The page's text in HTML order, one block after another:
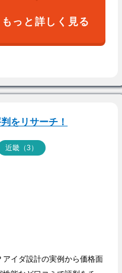
もっと詳しく見る
をリサーチ！
近畿（3）
イダ設計の実例から価格面